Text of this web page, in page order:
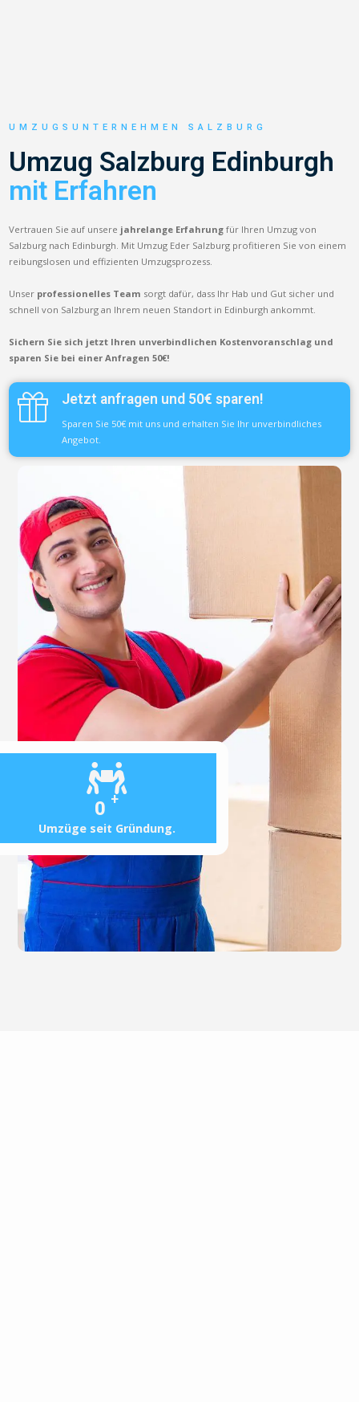
0 +
Umzüge seit Gründung.
UMZUGSUNTERNEHMEN SALZBURG
Umzug Salzburg Edinburgh
mit Erfahren
Vertrauen Sie auf unsere jahrelange Erfahrung für Ihren Umzug von
Salzburg nach Edinburgh. Mit Umzug Eder Salzburg profitieren Sie von einem
reibungslosen und effizienten Umzugsprozess.
Unser professionelles Team sorgt dafür, dass Ihr Hab und Gut sicher und
schnell von Salzburg an Ihrem neuen Standort in Edinburgh ankommt.
Sichern Sie sich jetzt Ihren unverbindlichen Kostenvoranschlag und
sparen Sie bei einer Anfragen 50€!
Jetzt anfragen und 50€ sparen!
Sparen Sie 50€ mit uns und erhalten Sie Ihr unverbindliches
Angebot.